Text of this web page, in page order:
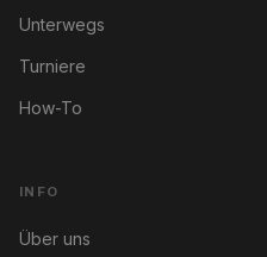
Unterwegs
Turniere
How-To
INFO
Über uns